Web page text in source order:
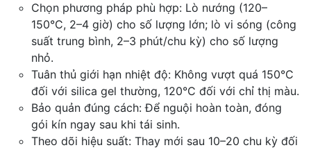
Chọn phương pháp phù hợp: Lò nướng (120–
150°C, 2–4 giờ) cho số lượng lớn; lò vi sóng (công
suất trung bình, 2–3 phút/chu kỳ) cho số lượng
nhỏ.
Tuân thủ giới hạn nhiệt độ: Không vượt quá 150°C
đối với silica gel thường, 120°C đối với chỉ thị màu.
Bảo quản đúng cách: Để nguội hoàn toàn, đóng
gói kín ngay sau khi tái sinh.
Theo dõi hiệu suất: Thay mới sau 10–20 chu kỳ đối